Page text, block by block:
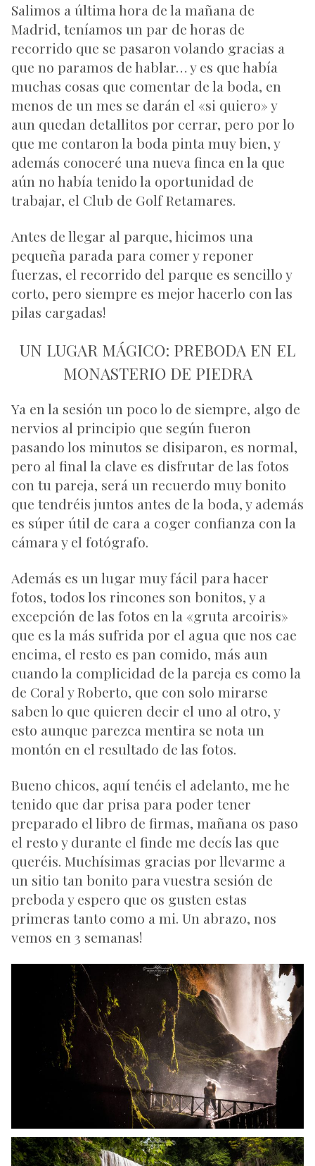
Salimos a última hora de la mañana de
Madrid, teníamos un par de horas de
recorrido que se pasaron volando gracias a
que no paramos de hablar… y es que había
muchas cosas que comentar de la boda, en
menos de un mes se darán el «si quiero» y
aun quedan detallitos por cerrar, pero por lo
que me contaron la boda pinta muy bien, y
además conoceré una nueva finca en la que
aún no había tenido la oportunidad de
trabajar, el Club de Golf Retamares.
Antes de llegar al parque, hicimos una
pequeña parada para comer y reponer
fuerzas, el recorrido del parque es sencillo y
corto, pero siempre es mejor hacerlo con las
pilas cargadas!
UN LUGAR MÁGICO: PREBODA EN EL
MONASTERIO DE PIEDRA
Ya en la sesión un poco lo de siempre, algo de
nervios al principio que según fueron
pasando los minutos se disiparon, es normal,
pero al final la clave es disfrutar de las fotos
con tu pareja, será un recuerdo muy bonito
que tendréis juntos antes de la boda, y además
es súper útil de cara a coger confianza con la
cámara y el fotógrafo.
Además es un lugar muy fácil para hacer
fotos, todos los rincones son bonitos, y a
excepción de las fotos en la «gruta arcoiris»
que es la más sufrida por el agua que nos cae
encima, el resto es pan comido, más aun
cuando la complicidad de la pareja es como la
de Coral y Roberto, que con solo mirarse
saben lo que quieren decir el uno al otro, y
esto aunque parezca mentira se nota un
montón en el resultado de las fotos.
Bueno chicos, aquí tenéis el adelanto, me he
tenido que dar prisa para poder tener
preparado el libro de firmas, mañana os paso
el resto y durante el finde me decís las que
queréis. Muchísimas gracias por llevarme a
un sitio tan bonito para vuestra sesión de
preboda y espero que os gusten estas
primeras tanto como a mi. Un abrazo, nos
vemos en 3 semanas!